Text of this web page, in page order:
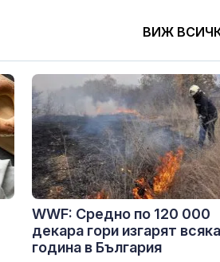
ВИЖ
WWF: Средно по 120 000
декара гори изгарят всяка
година в България